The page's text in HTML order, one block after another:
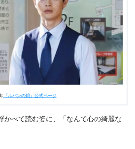
: 『ルパンの娘』公式ページ
かべて読む姿に、「なんて心の綺麗な